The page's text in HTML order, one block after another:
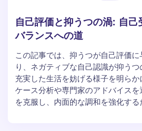
自己評価と抑うつの渦: 自己
バランスへの道
この記事では、抑うつが自己評価
り、ネガティブな自己認識が抑うつ
充実した生活を妨げる様子を明ら
ケース分析や専門家のアドバイスを
を克服し、内面的な調和を強化する